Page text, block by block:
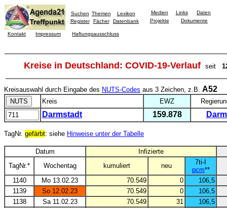
Suchen Themen
Lexikon
Register
Fächer Datenbank
Medien Links
Daten
Projekte
Dokumente
Kontakt Impressum Haftungsausschluss
Kreise in Deutschland: COVID-19-Verlauf seit
Kreisauswahl durch Eingabe des NUTS-Codes aus 3 Zeichen, z.B. A52
Kreis EWZ
Darmstadt 159.878
TagNr. gefärbt: siehe Hinweise unter der Tabelle
Datum
Infizierte
TagNr.*
Wochentag kumuliert neu
7ti-I
pcm**
1140
Mo 13.02.23 70.549 0
106,5
1139
So 12.02.23 70.549 0
106,5
1138
Sa 11.02.23 70.549 31
106,5